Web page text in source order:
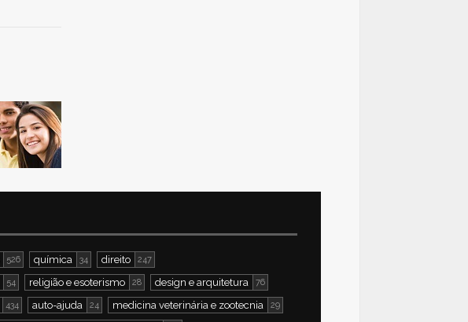
526 química 34 direito 247
54 religião e esoterismo 28 design e arquitetura 76
434 auto-ajuda 24 medicina veterinária e zootecnia 29